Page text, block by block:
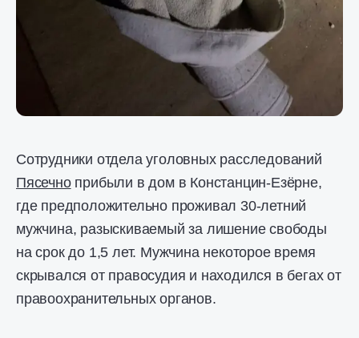
Сотрудники отдела уголовных расследований
Пясечноприбыли в дом в Констанцин-Езёрне,
где предположительно проживал 30-летний
мужчина, разыскиваемый за лишение свободы
на срок до 1,5 лет. Мужчина некоторое время
скрывался от правосудия и находился в бегах от
правоохранительных органов.